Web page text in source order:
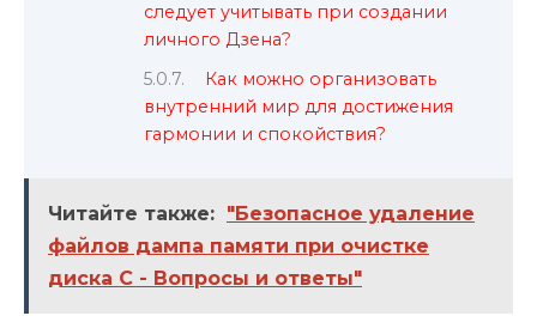
следует учитывать при создании
личного Дзена?
Как можно организовать
внутренний мир для достижения
гармонии и спокойствия?
Читайте также: "Безопасное удаление
файлов дампа памяти при очистке
диска С - Вопросы и ответы"